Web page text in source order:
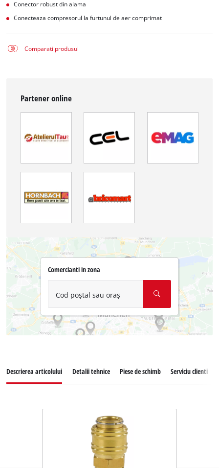
Conector robust din alama
Conecteaza compresorul la furtunul de aer comprimat
Comparati produsul
Partener online
Comercianti in zona
Cod poștal sau oraș
Descrierea articolului Detalii tehnice Piese de schimb Serviciu clienti